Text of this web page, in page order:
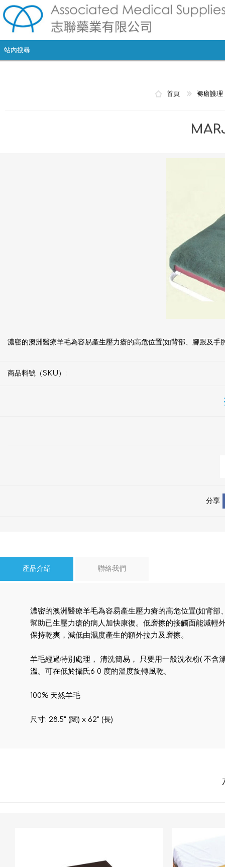
首頁 褥瘡護理
濃密的澳洲醫療羊毛為容易產生壓力瘡的高危位置(如背部、腳跟及手
商品料號（SKU）:
分享
產品介紹 聯絡我們
濃密的澳洲醫療羊毛為容易產生壓力瘡的高危位置(如背
幫助已生壓力瘡的病人加快康復。低磨擦的接觸面能減輕
保持乾爽，減低由濕度產生的額外拉力及磨擦。
羊毛經過特別處理， 清洗簡易， 只要用一般洗衣粉( 不含
溫。可在低於攝氏6 0 度的溫度旋轉風乾。
100% 天然羊毛
尺寸: 28.5" (闊) x 62" (長)